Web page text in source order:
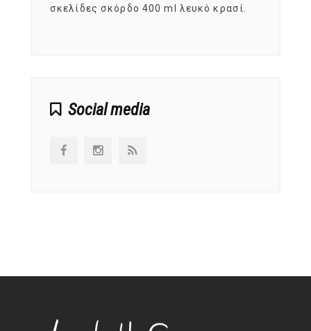
σκελίδες σκόρδο 400 ml λευκό κρασί.
Social media